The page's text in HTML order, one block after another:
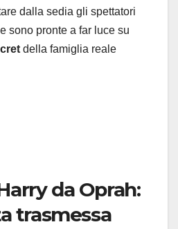
dalla sedia gli spettatori
sono pronte a far luce su
della famiglia reale
da Oprah:
trasmessa